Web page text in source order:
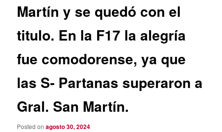
Martín y se quedó con el
titulo. En la F17 la alegría
fue comodorense, ya que
las S- Partanas superaron a
Gral. San Martín.
Posted onagosto 30, 2024